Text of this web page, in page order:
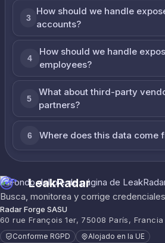
3
How should we handle
accounts?
4
How should we handle
employees?
5
What about third-party
partners?
6 Where does this data come
LeakRadar
Busca, monitorea y corrige
Radar Forge SASU
60 rue François 1er, 75008 París, Francia
Conforme RGPD Alojado en la UE